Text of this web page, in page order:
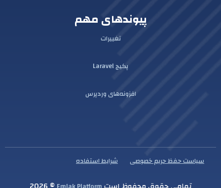
پیوندهای مهم
تغییرات
پکیج Laravel
افزونه‌های وردپرس
سیاست حفظ حریم خصوصی شرایط استفاده